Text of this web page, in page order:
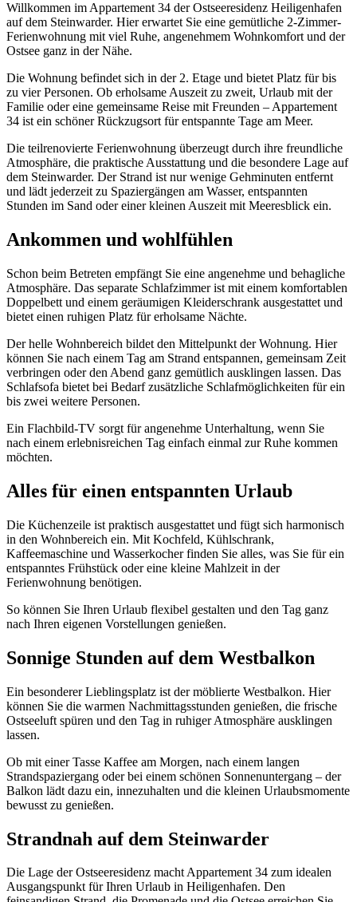
Willkommen im Appartement 34 der Ostseeresidenz Heiligenhafen
auf dem Steinwarder. Hier erwartet Sie eine gemütliche 2-Zimmer-
Ferienwohnung mit viel Ruhe, angenehmem Wohnkomfort und der
Ostsee ganz in der Nähe.
Die Wohnung befindet sich in der 2. Etage und bietet Platz für bis
zu vier Personen. Ob erholsame Auszeit zu zweit, Urlaub mit der
Familie oder eine gemeinsame Reise mit Freunden – Appartement
34 ist ein schöner Rückzugsort für entspannte Tage am Meer.
Die teilrenovierte Ferienwohnung überzeugt durch ihre freundliche
Atmosphäre, die praktische Ausstattung und die besondere Lage auf
dem Steinwarder. Der Strand ist nur wenige Gehminuten entfernt
und lädt jederzeit zu Spaziergängen am Wasser, entspannten
Stunden im Sand oder einer kleinen Auszeit mit Meeresblick ein.
Ankommen und wohlfühlen
Schon beim Betreten empfängt Sie eine angenehme und behagliche
Atmosphäre. Das separate Schlafzimmer ist mit einem komfortablen
Doppelbett und einem geräumigen Kleiderschrank ausgestattet und
bietet einen ruhigen Platz für erholsame Nächte.
Der helle Wohnbereich bildet den Mittelpunkt der Wohnung. Hier
können Sie nach einem Tag am Strand entspannen, gemeinsam Zeit
verbringen oder den Abend ganz gemütlich ausklingen lassen. Das
Schlafsofa bietet bei Bedarf zusätzliche Schlafmöglichkeiten für ein
bis zwei weitere Personen.
Ein Flachbild-TV sorgt für angenehme Unterhaltung, wenn Sie
nach einem erlebnisreichen Tag einfach einmal zur Ruhe kommen
möchten.
Alles für einen entspannten Urlaub
Die Küchenzeile ist praktisch ausgestattet und fügt sich harmonisch
in den Wohnbereich ein. Mit Kochfeld, Kühlschrank,
Kaffeemaschine und Wasserkocher finden Sie alles, was Sie für ein
entspanntes Frühstück oder eine kleine Mahlzeit in der
Ferienwohnung benötigen.
So können Sie Ihren Urlaub flexibel gestalten und den Tag ganz
nach Ihren eigenen Vorstellungen genießen.
Sonnige Stunden auf dem Westbalkon
Ein besonderer Lieblingsplatz ist der möblierte Westbalkon. Hier
können Sie die warmen Nachmittagsstunden genießen, die frische
Ostseeluft spüren und den Tag in ruhiger Atmosphäre ausklingen
lassen.
Ob mit einer Tasse Kaffee am Morgen, nach einem langen
Strandspaziergang oder bei einem schönen Sonnenuntergang – der
Balkon lädt dazu ein, innezuhalten und die kleinen Urlaubsmomente
bewusst zu genießen.
Strandnah auf dem Steinwarder
Die Lage der Ostseeresidenz macht Appartement 34 zum idealen
Ausgangspunkt für Ihren Urlaub in Heiligenhafen. Den